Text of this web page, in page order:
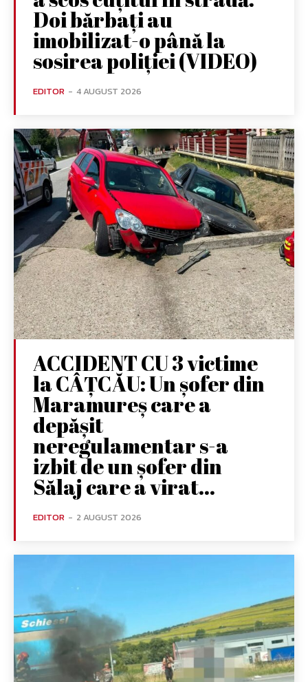
Doi bărbați au
imobilizat-o până la
sosirea poliției (VIDEO)
EDITOR - 4 AUGUST 2026
ACCIDENT CU 3 victime
la CÂȚCĂU: Un șofer din
Maramureș care a
depășit
neregulamentar s-a
izbit de un șofer din
Sălaj care a virat...
EDITOR - 2 AUGUST 2026